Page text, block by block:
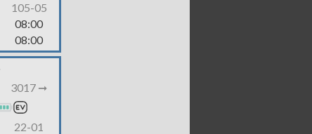
105-05
08:00
08:00
3017 ➞
22-01